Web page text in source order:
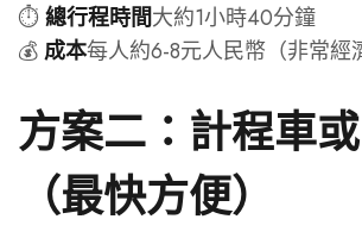
⏱️ 總行程時間大約1小時40分鐘
💰 成本每人約6-8元人民幣（非常經
方案二：計程車
（最快方便）